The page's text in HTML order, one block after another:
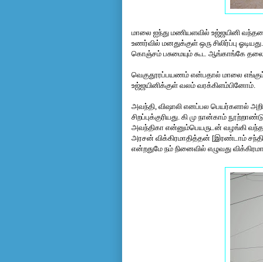
மாலை ஐந்து மணியளவில் உஜ்ஜயினி
உணர்வில் மனதுக்குள் ஒரு சிலிர்ப்பு
கொஞ்சம் பசுமையும் கூட ஆங்காங்கே தலை
வெகுதூரப்பயணம் என்பதால் மாலை
உஜ்ஜயினிக்குள் வலம் வரக்கிளம்பினோம்.
அவந்தி, விஷாலி எனப்பல பெயர்களால்
சிறப்புக்குரியது. கி மு நான்காம்
அவந்திகா என்னும்பெயருடன் வழங்கி
அரசன் விக்கிரமாதித்தன் [இரண்டாம்
என்றதுமே நம் நினைவில் எழுவது